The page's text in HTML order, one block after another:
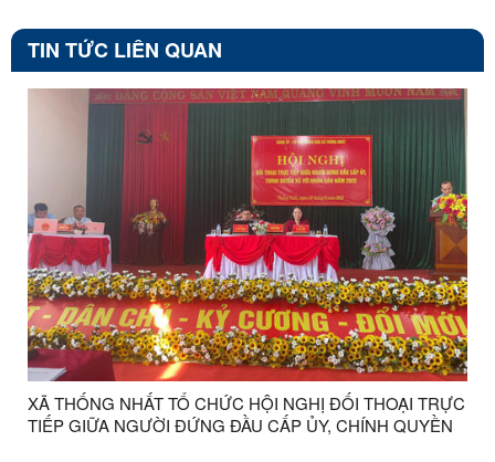
TIN TỨC LIÊN QUAN
XÃ THỐNG NHẤT TỔ CHỨC HỘI NGHỊ ĐỐI THOẠI TRỰC
TIẾP GIỮA NGƯỜI ĐỨNG ĐẦU CẤP ỦY, CHÍNH QUYỀN